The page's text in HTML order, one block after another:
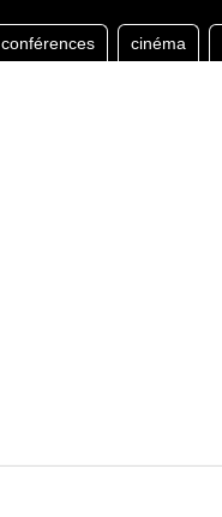
conférences cinéma